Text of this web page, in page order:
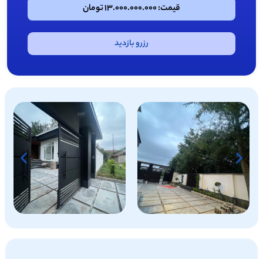
قیمت: 13.000.000.000 تومان
رزرو بازدید